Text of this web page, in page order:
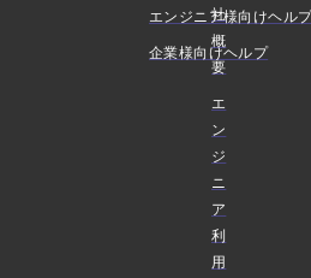
社
概
要
エ
ン
ジ
ニ
ア
利
用
エンジニア様向けヘル
企業様向けヘルプ